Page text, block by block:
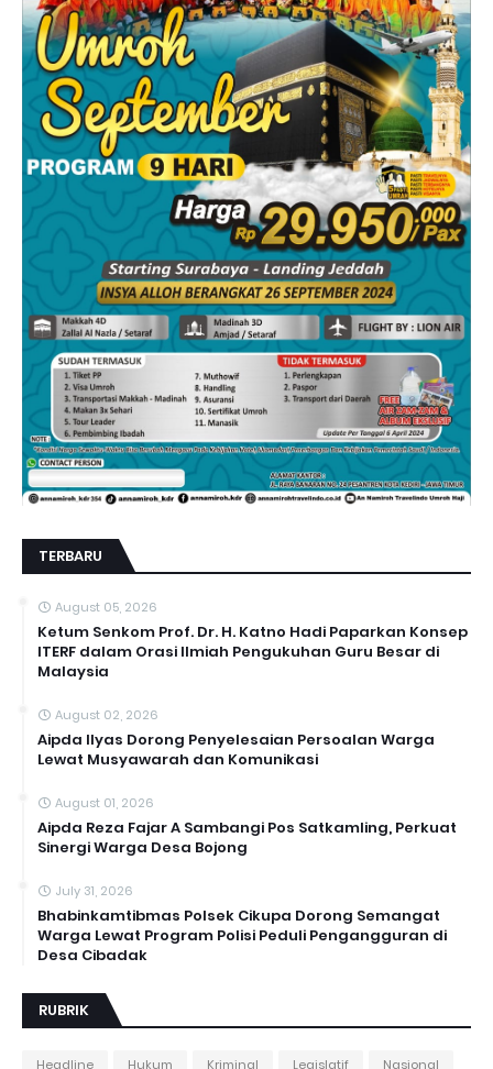
TERBARU
August 05, 2026
Ketum Senkom Prof. Dr. H. Katno Hadi Paparkan Konsep
ITERF dalam Orasi Ilmiah Pengukuhan Guru Besar di
Malaysia
August 02, 2026
Aipda Ilyas Dorong Penyelesaian Persoalan Warga
Lewat Musyawarah dan Komunikasi
August 01, 2026
Aipda Reza Fajar A Sambangi Pos Satkamling, Perkuat
Sinergi Warga Desa Bojong
July 31, 2026
Bhabinkamtibmas Polsek Cikupa Dorong Semangat
Warga Lewat Program Polisi Peduli Pengangguran di
Desa Cibadak
RUBRIK
Headline Hukum Kriminal Legislatif Nasional